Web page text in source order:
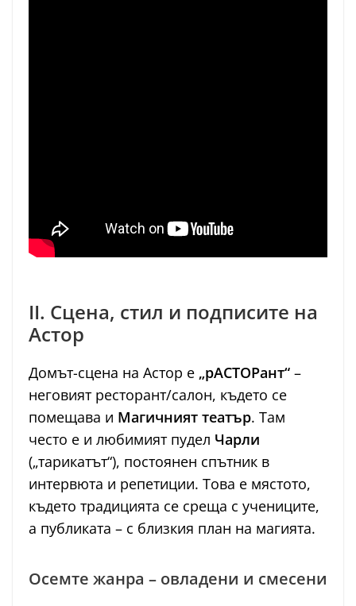
II. Сцена, стил и подписите на
Астор
Домът-сцена на Астор е „рАСТОРант“ –
неговият ресторант/салон, където се
помещава и Магичният театър. Там
често е и любимият пудел Чарли
(„тарикатът“), постоянен спътник в
интервюта и репетиции. Това е мястото,
където традицията се среща с учениците,
а публиката – с близкия план на магията.
Осемте жанра – овладени и смесени